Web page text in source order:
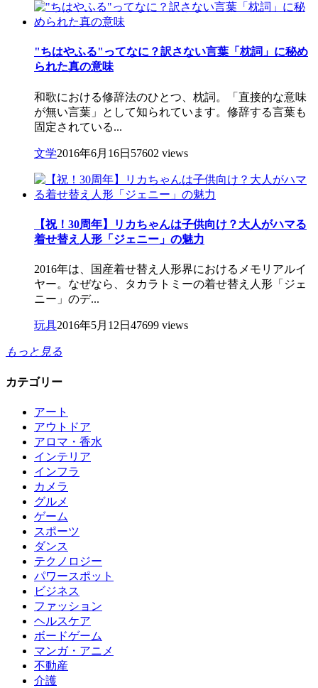
"ちはやふる"ってなに？訳さない言葉「枕詞」に秘め
られた真の意味
和歌における修辞法のひとつ、枕詞。「直接的な意味
が無い言葉」として知られています。修辞する言葉も
固定されている...
文学2016年6月16日 57602 views
【祝！30周年】リカちゃんは子供向け？大人がハマる
着せ替え人形「ジェニー」の魅力
2016年は、国産着せ替え人形界におけるメモリアルイ
ヤー。なぜなら、タカラトミーの着せ替え人形「ジェ
ニー」のデ...
玩具2016年5月12日 47699 views
もっと見る
カテゴリー
アート
アウトドア
アロマ・香水
インテリア
インフラ
カメラ
グルメ
ゲーム
スポーツ
ダンス
テクノロジー
パワースポット
ビジネス
ファッション
ヘルスケア
ボードゲーム
マンガ・アニメ
不動産
介護